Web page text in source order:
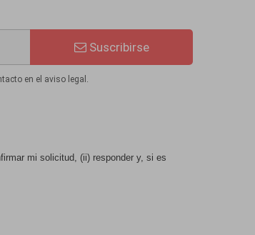
Suscribirse
en el aviso legal.
mi solicitud, (ii) responder y, si es